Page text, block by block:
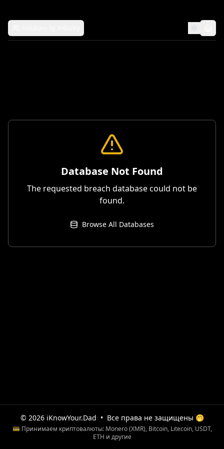
Database Not Found
The requested breach database could not be
found.
Browse All Databases
© 2026 iKnowYour.Dad • Все права не защищены 🤭
💳 Принимаем криптовалюты: Monero (XMR), Bitcoin, Litecoin, USDT,
ETH и другие